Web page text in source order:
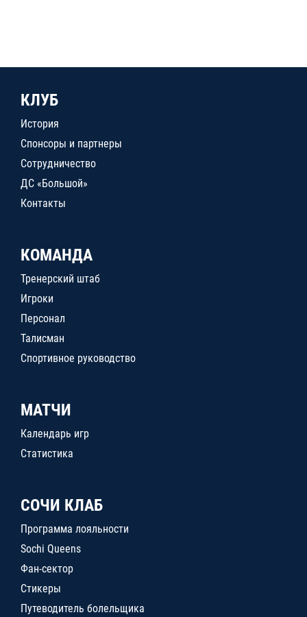
КЛУБ
История
Спонсоры и партнеры
Сотрудничество
ДС «Большой»
Контакты
КОМАНДА
Тренерский штаб
Игроки
Персонал
Талисман
Спортивное руководство
МАТЧИ
Календарь игр
Статистика
СОЧИ КЛАБ
Программа лояльности
Sochi Queens
Фан-сектор
Стикеры
Путеводитель болельщика